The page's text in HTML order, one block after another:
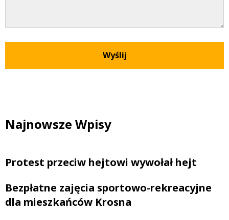
Najnowsze Wpisy
Protest przeciw hejtowi wywołał hejt
Bezpłatne zajęcia sportowo-rekreacyjne
dla mieszkańców Krosna